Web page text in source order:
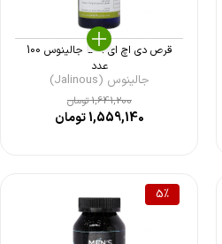
قرص دی اچ ای آ 50 جالینوس 100
عدد
جالینوس (Jalinous)
1,641,200تومان
1,559,140تومان
5%